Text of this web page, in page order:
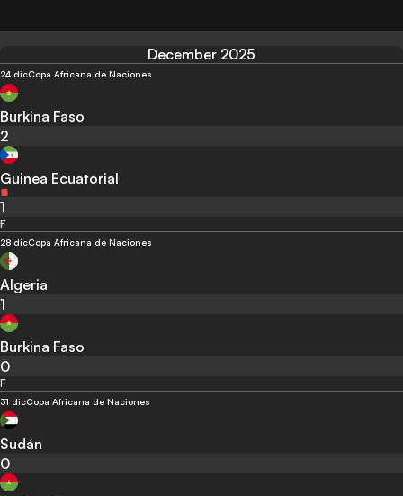
December 2025
24 dicCopa Africana de Naciones
Burkina Faso
2
Guinea Ecuatorial
1
F
28 dicCopa Africana de Naciones
Algeria
1
Burkina Faso
0
F
31 dicCopa Africana de Naciones
Sudán
0